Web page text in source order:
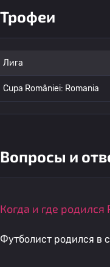
Трофеи
Лига
Cupa României: Romania
Вопросы и
Когда и где родился
Футболист родился в